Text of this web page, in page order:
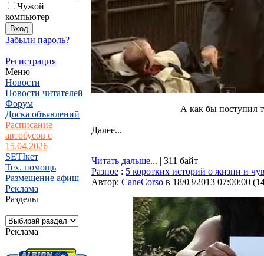
Чужой
компьютер
Забыли пароль?
Регистрация
Меню
Новости
Новости читателей
Форум
Доска объявлений
Расписание
автобусов с
15.04.2026
SETIкет
Тех. помощь
Размещение афиш
Реклама
Разделы
Реклама
А как бы поступил
Далее...
Читать дальше... | 311 байт
Разное : 5 коротких историй о жизни и
Автор: CaneCorso в 18/03/2013 07:00:00 (